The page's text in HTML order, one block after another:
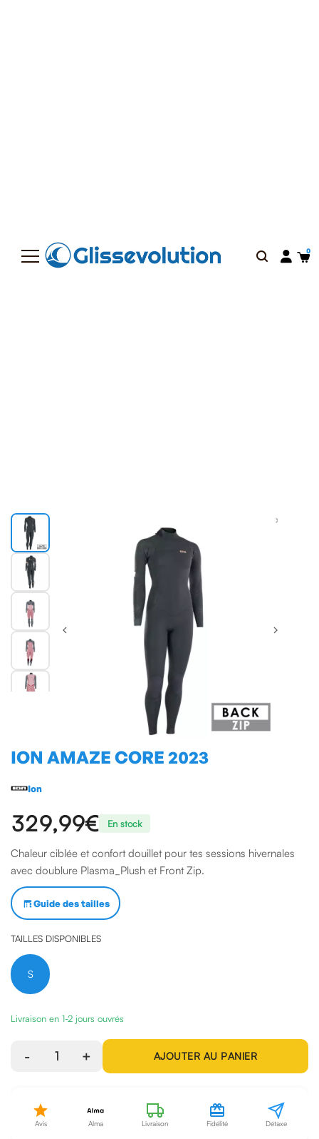
ION AMAZE CORE 2023
Ion
329,99 € En stock
Chaleur ciblée et confort douillet pour tes sessions hivernales
avec doublure Plasma_Plush et Front Zip.
Guide des tailles
TAILLES DISPONIBLES
S
Livraison en 1-2 jours ouvrés
- 1 + AJOUTER AU PANIER
Avis Alma Livraison Fidélité Détaxe